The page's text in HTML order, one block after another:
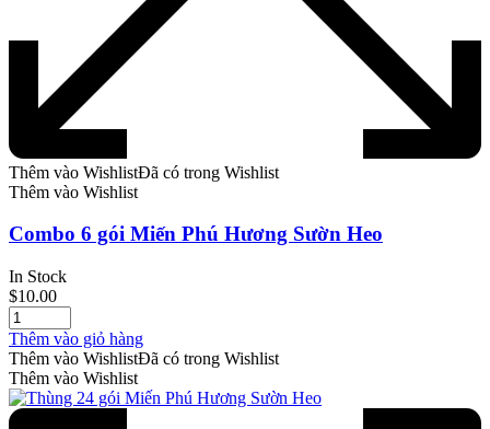
Thêm vào WishlistĐã có trong Wishlist
Thêm vào Wishlist
Combo 6 gói Miến Phú Hương Sườn Heo
In Stock
$10.00
Thêm vào giỏ hàng
Thêm vào WishlistĐã có trong Wishlist
Thêm vào Wishlist